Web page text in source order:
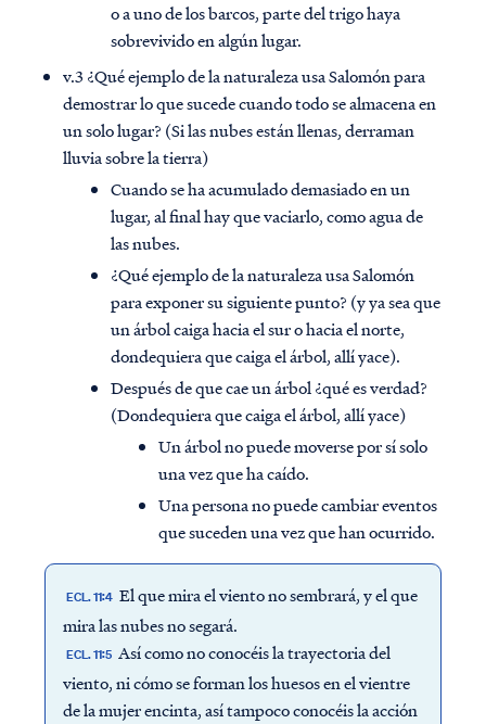
o a uno de los barcos, parte del trigo haya
sobrevivido en algún lugar.
v.3 ¿Qué ejemplo de la naturaleza usa Salomón para
demostrar lo que sucede cuando todo se almacena en
un solo lugar? (Si las nubes están llenas, derraman
lluvia sobre la tierra)
Cuando se ha acumulado demasiado en un
lugar, al final hay que vaciarlo, como agua de
las nubes.
¿Qué ejemplo de la naturaleza usa Salomón
para exponer su siguiente punto? (y ya sea que
un árbol caiga hacia el sur o hacia el norte,
dondequiera que caiga el árbol, allí yace).
Después de que cae un árbol ¿qué es verdad?
(Dondequiera que caiga el árbol, allí yace)
Un árbol no puede moverse por sí solo
una vez que ha caído.
Una persona no puede cambiar eventos
que suceden una vez que han ocurrido.
ECL. 11:4 El que mira el viento no sembrará, y el que
mira las nubes no segará.
ECL. 11:5 Así como no conocéis la trayectoria del
viento, ni cómo se forman los huesos en el vientre
de la mujer encinta, así tampoco conocéis la acción